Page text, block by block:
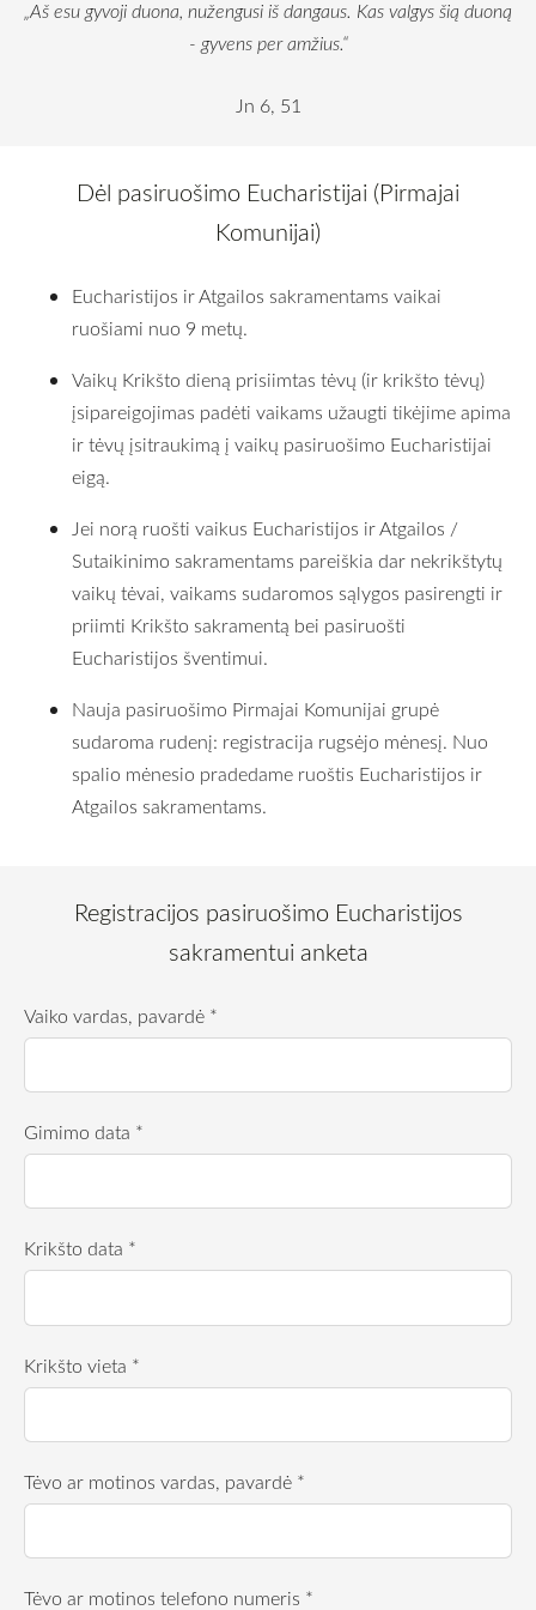
„Aš esu gyvoji duona, nužengusi iš dangaus. Kas valgys šią duoną
- gyvens per amžius.“
Jn 6, 51
Dėl pasiruošimo Eucharistijai (Pirmajai
Komunijai)
Eucharistijos ir Atgailos sakramentams vaikai
ruošiami nuo 9 metų.
Vaikų Krikšto dieną prisiimtas tėvų (ir krikšto tėvų)
įsipareigojimas padėti vaikams užaugti tikėjime apima
ir tėvų įsitraukimą į vaikų pasiruošimo Eucharistijai
eigą.
Jei norą ruošti vaikus Eucharistijos ir Atgailos /
Sutaikinimo sakramentams pareiškia dar nekrikštytų
vaikų tėvai, vaikams sudaromos sąlygos pasirengti ir
priimti Krikšto sakramentą bei pasiruošti
Eucharistijos šventimui.
Nauja pasiruošimo Pirmajai Komunijai grupė
sudaroma rudenį: registracija rugsėjo mėnesį. Nuo
spalio mėnesio pradedame ruoštis Eucharistijos ir
Atgailos sakramentams.
Registracijos pasiruošimo Eucharistijos
sakramentui anketa
Vaiko vardas, pavardė *
Gimimo data *
Krikšto data *
Krikšto vieta *
Tėvo ar motinos vardas, pavardė *
Tėvo ar motinos telefono numeris *